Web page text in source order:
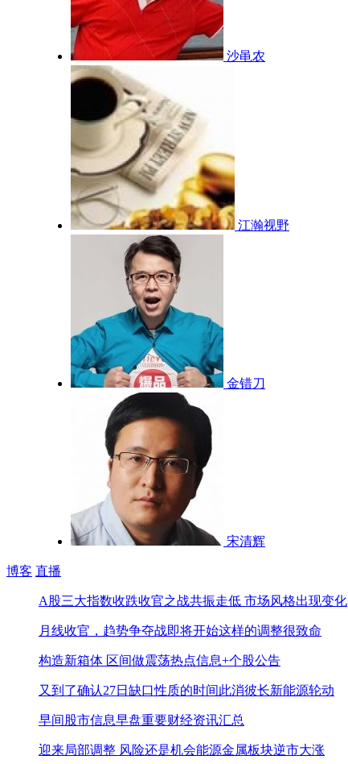
沙黾农
江瀚视野
金错刀
宋清辉
博客 直播
A股三大指数收跌收官之战共振走低 市场风格出现变化
月线收官，趋势争夺战即将开始这样的调整很致命
构造新箱体 区间做震荡热点信息+个股公告
又到了确认27日缺口性质的时间此消彼长新能源轮动
早间股市信息早盘重要财经资讯汇总
迎来局部调整 风险还是机会能源金属板块逆市大涨